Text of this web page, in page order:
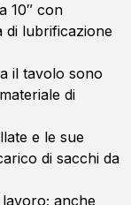
10″ con
di lubrificazione
il tavolo sono
di
e le sue
di sacchi da
anche